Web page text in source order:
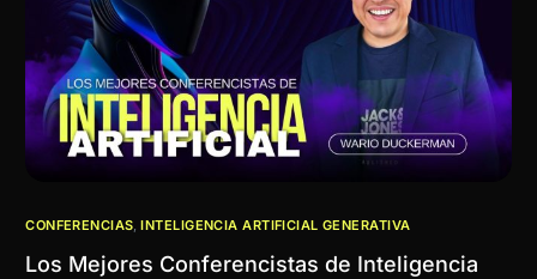
CONFERENCIAS,INTELIGENCIA ARTIFICIAL GENERATIVA
Los Mejores Conferencistas de Inteligencia